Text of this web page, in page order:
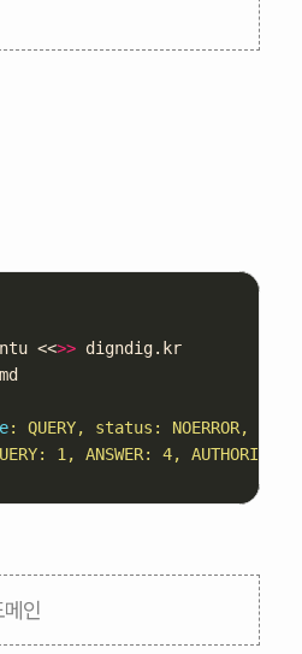
<<>>
: QUERY, status: NOERROR, id:
1, ANSWER: 4, AUTHORITY:
인